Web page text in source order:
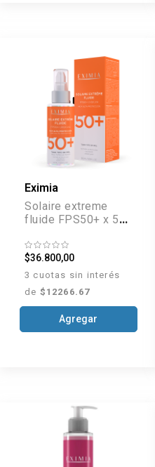
Eximia
Solaire extreme
fluide FPS50+ x 50
$36.800,00
3 cuotas sin interés
de $12266.67
Agregar